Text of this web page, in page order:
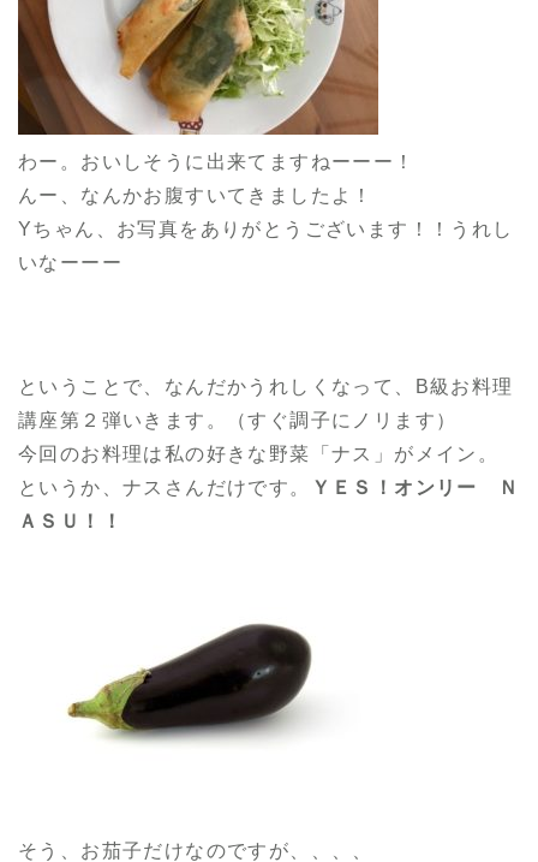
わー。おいしそうに出来てますねーーー！
んー、なんかお腹すいてきましたよ！
Yちゃん、お写真をありがとうございます！！うれし
いなーーー
ということで、なんだかうれしくなって、B級お料理
講座第２弾いきます。（すぐ調子にノリます）
今回のお料理は私の好きな野菜「ナス」がメイン。
というか、ナスさんだけです。
ＹＥＳ！ オンリー Ｎ
ＡＳＵ！！
そう、お茄子だけなのですが、、、、